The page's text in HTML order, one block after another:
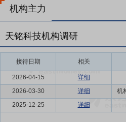
机构主力
天铭科技机构调研
接待日期 相关
2026-04-15 详细
2026-03-30
详细 机
2025-12-25
详细